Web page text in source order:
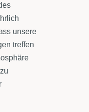
unsere
treffen